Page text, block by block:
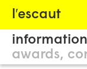
l′escaut
awards